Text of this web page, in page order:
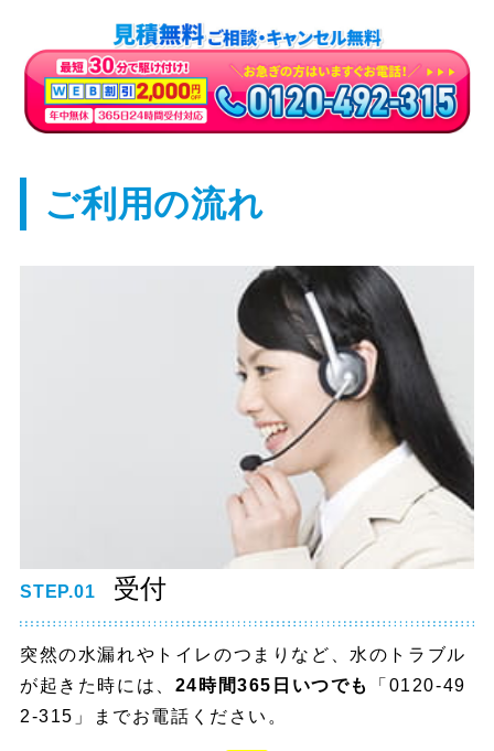
ご利用の流れ
STEP.01 受付
突然の水漏れやトイレのつまりなど、水のトラブル
が起きた時には、 24時間365日いつでも
「0120-49
2-315」までお電話ください。